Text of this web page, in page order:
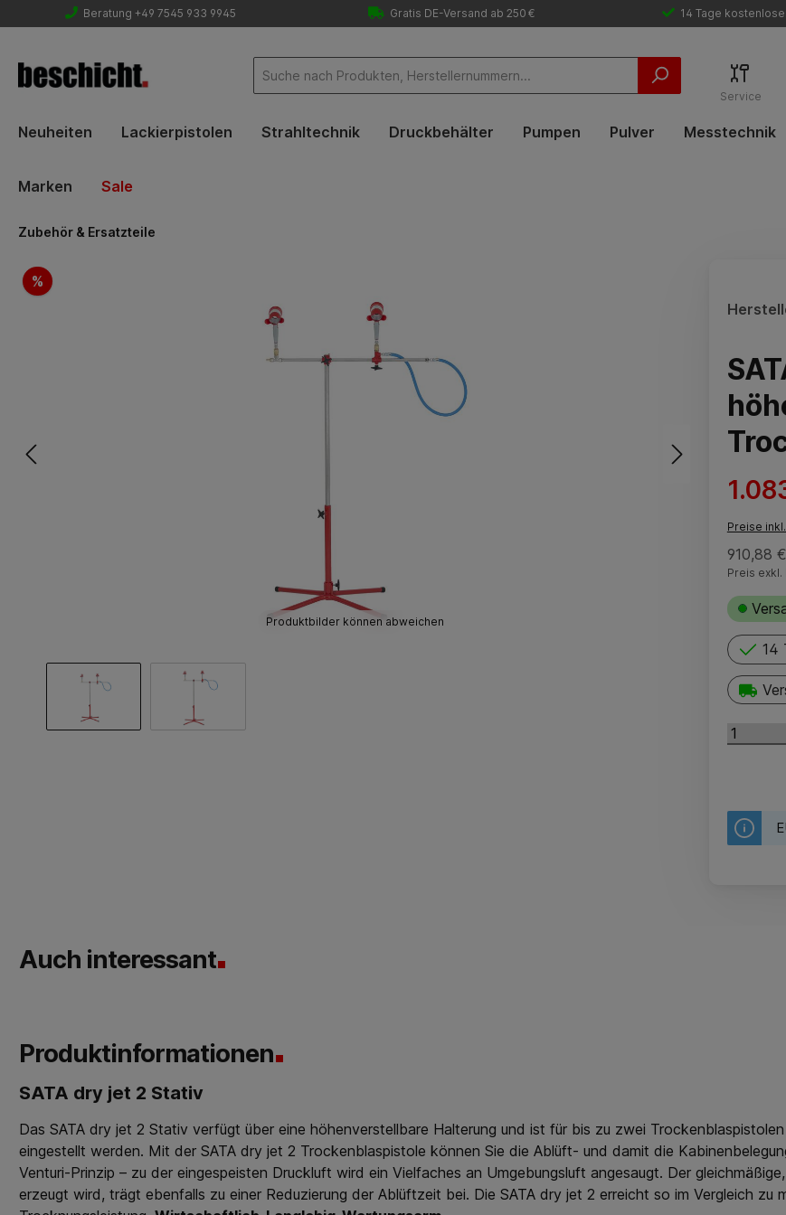
Beratung +49 7545 933 9945 Gratis DE-Versand ab 250 € 14 Tage
Service
Neuheiten Lackierpistolen Strahltechnik Druckbehälter Pumpen Pulver Messtechnik
Marken Sale
Zubehör & Ersatzteile
Bildergalerie überspringen
%
Produktbilder können abweichen
Preise
910,88
Preis exkl.
14
Auch interessant
Produktinformationen
SATA dry jet 2 Stativ
Das SATA dry jet 2 Stativ verfügt über eine höhenverstellbare Halterung und ist für bis zu zwei
eingestellt werden. Mit der SATA dry jet 2 Trockenblaspistole können Sie die Ablüft- und damit die
Venturi-Prinzip – zu der eingespeisten Druckluft wird ein Vielfaches an Umgebungsluft angesaugt. Der
erzeugt wird, trägt ebenfalls zu einer Reduzierung der Ablüftzeit bei. Die SATA dry jet 2 erreicht so im Vergleich zu